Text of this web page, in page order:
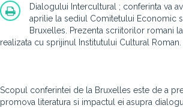
Dialogului Intercultural ; conferinta va
aprilie la sediul Comitetului Economic
Bruxelles. Prezenta scriitorilor romani
realizata cu sprijinul Institutului Cultural Roman.
Scopul conferintei de la Bruxelles este de a
promova literatura si impactul ei asupra